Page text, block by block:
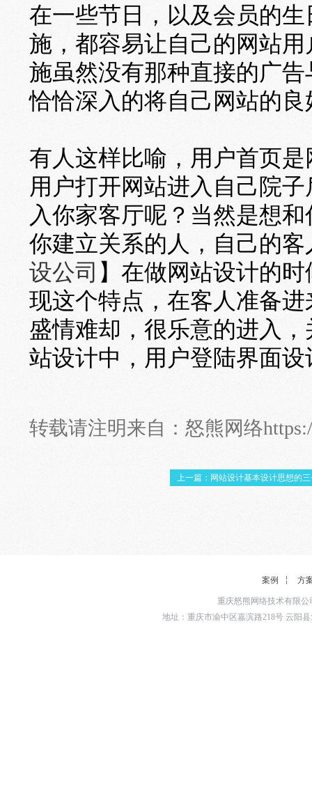
在一些节日，以及会员的
施，都容易让自己的网站
施虽然没有那种直接的广
恰恰深入的将自己网站的
有人这样比喻，用户首页
用户打开网站进入自己院
入你家客厅呢？当然是想
你建立关系的人，自己的
设公司 】在做网站设计的
现这个特点，在客人准备
盛情难却，很乐意的进入
站设计中，用户登陆界面
转载请注明来自： 怒熊网络
上一篇：网站设计基本设计思想的
案例 方
重庆怒熊网络技术有限
地址：重庆市渝中区嘉滨路218号 云阳